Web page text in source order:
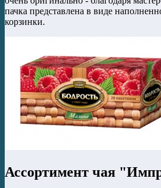
пачка представлена в виде
корзинки.
Ассортимент чая